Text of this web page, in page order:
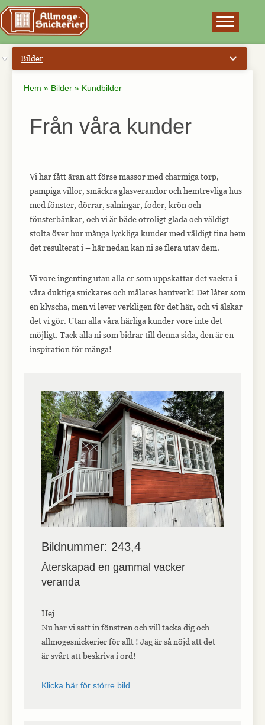
Bilder
Hem » Bilder » Kundbilder
Från våra kunder
Vi har fått äran att förse massor med charmiga torp,
pampiga villor, smäckra glasverandor och hemtrevliga hus
med fönster, dörrar, salningar, foder, krön och
fönsterbänkar, och vi är både otroligt glada och väldigt
stolta över hur många lyckliga kunder med väldigt fina hem
det resulterat i – här nedan kan ni se flera utav dem.
Vi vore ingenting utan alla er som uppskattar det vackra i
våra duktiga snickares och målares hantverk! Det låter som
en klyscha, men vi lever verkligen för det här, och vi älskar
det vi gör. Utan alla våra härliga kunder vore inte det
möjligt. Tack alla ni som bidrar till denna sida, den är en
inspiration för många!
Bildnummer: 243,4
Återskapad en gammal vacker
veranda
Hej
Nu har vi satt in fönstren och vill tacka dig och
allmogesnickerier för allt ! Jag är så nöjd att det
är svårt att beskriva i ord!
Klicka här för större bild